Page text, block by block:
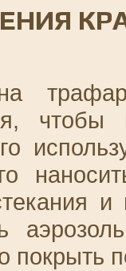
покрыть